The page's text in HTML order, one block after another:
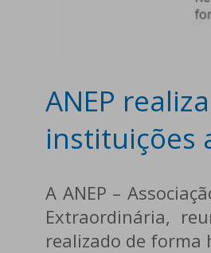
ANEP
instituições
A ANEP –
Extraordinária,
realizado de forma